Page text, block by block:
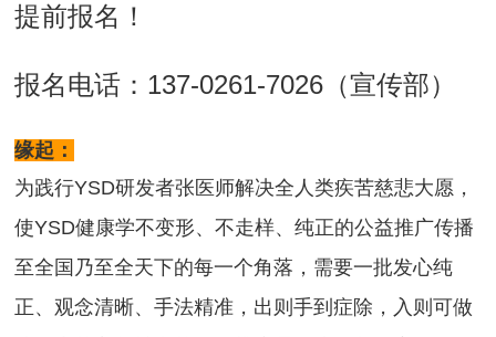
提前报名！
报名电话：137-0261-7026（宣传部）
缘起：
为践行YSD研发者张医师解决全人类疾苦慈悲大愿，
使YSD健康学不变形、不走样、纯正的公益推广传播
至全国乃至全天下的每一个角落，需要一批发心纯
正、观念清晰、手法精准，出则手到症除，入则可做